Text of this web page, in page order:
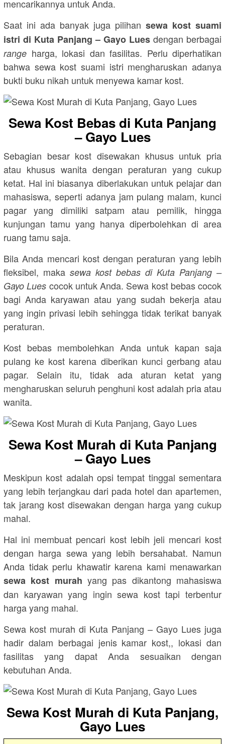
mencarikannya untuk Anda.
Saat ini ada banyak juga pilihan sewa kost suami
istri di Kuta Panjang – Gayo Lues dengan berbagai
range harga, lokasi dan fasilitas. Perlu diperhatikan
bahwa sewa kost suami istri mengharuskan adanya
bukti buku nikah untuk menyewa kamar kost.
Sewa Kost Bebas di Kuta Panjang
– Gayo Lues
Sebagian besar kost disewakan khusus untuk pria
atau khusus wanita dengan peraturan yang cukup
ketat. Hal ini biasanya diberlakukan untuk pelajar dan
mahasiswa, seperti adanya jam pulang malam, kunci
pagar yang dimiliki satpam atau pemilik, hingga
kunjungan tamu yang hanya diperbolehkan di area
ruang tamu saja.
Bila Anda mencari kost dengan peraturan yang lebih
fleksibel, maka sewa kost bebas di Kuta Panjang –
Gayo Lues cocok untuk Anda. Sewa kost bebas cocok
bagi Anda karyawan atau yang sudah bekerja atau
yang ingin privasi lebih sehingga tidak terikat banyak
peraturan.
Kost bebas membolehkan Anda untuk kapan saja
pulang ke kost karena diberikan kunci gerbang atau
pagar. Selain itu, tidak ada aturan ketat yang
mengharuskan seluruh penghuni kost adalah pria atau
wanita.
Sewa Kost Murah di Kuta Panjang
– Gayo Lues
Meskipun kost adalah opsi tempat tinggal sementara
yang lebih terjangkau dari pada hotel dan apartemen,
tak jarang kost disewakan dengan harga yang cukup
mahal.
Hal ini membuat pencari kost lebih jeli mencari kost
dengan harga sewa yang lebih bersahabat. Namun
Anda tidak perlu khawatir karena kami menawarkan
sewa kost murah yang pas dikantong mahasiswa
dan karyawan yang ingin sewa kost tapi terbentur
harga yang mahal.
Sewa kost murah di Kuta Panjang – Gayo Lues juga
hadir dalam berbagai jenis kamar kost,, lokasi dan
fasilitas yang dapat Anda sesuaikan dengan
kebutuhan Anda.
Sewa Kost Murah di Kuta Panjang,
Gayo Lues